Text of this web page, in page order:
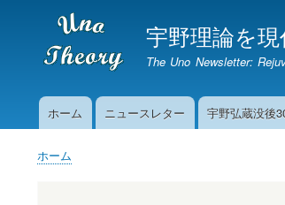
宇野理論を
The Uno Newsletter:
Mainホーム ニュースレター 宇野弘蔵没後
パ
ホーム